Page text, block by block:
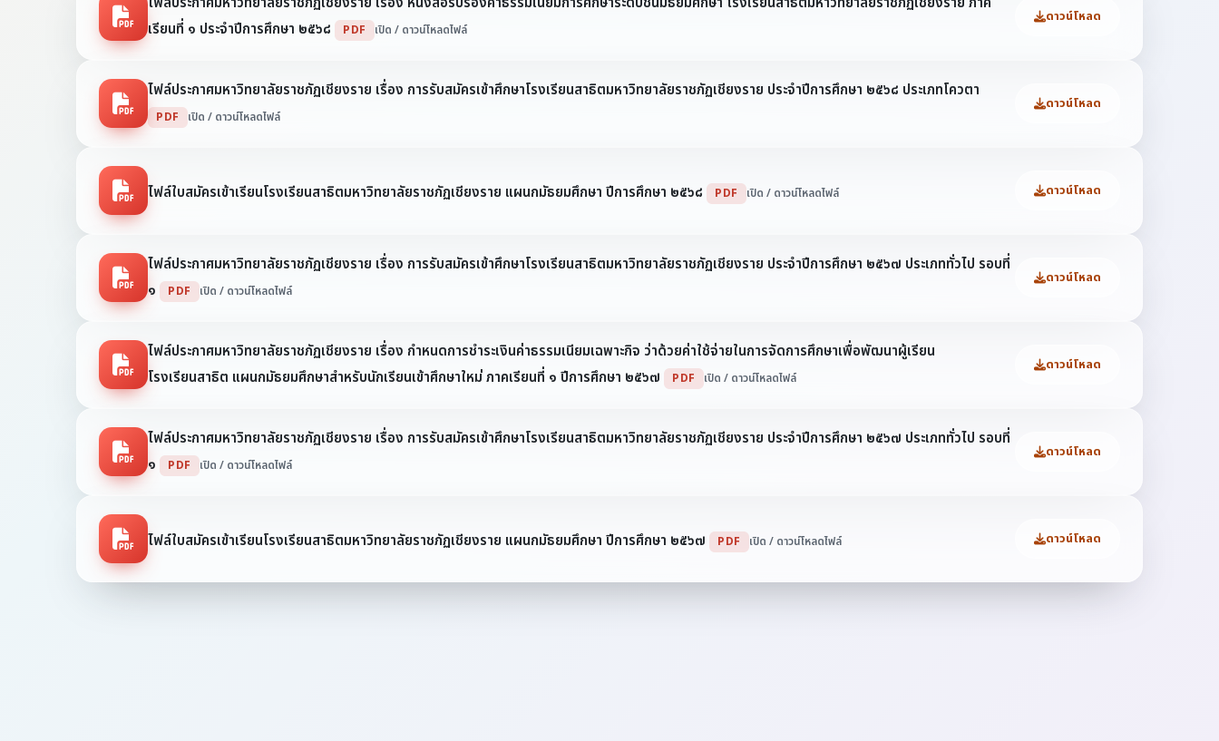
เรียนที่ ๑ ประจำปีการศึกษา ๒๕๖๘
PDF เปิด / ดาวน์โหลดไฟล์
ดาวน์โหลด
ไฟล์ประกาศมหาวิทยาลัยราชภัฏเชียงราย เรื่อง การรับสมัครเข้าศึกษาโรงเรียนสาธิตมหาวิทยาลัยราชภัฏเชียงราย ประจำปีการศึกษา ๒๕๖๘ ประเภทโควตา
PDF เปิด / ดาวน์โหลดไฟล์
ดาวน์โหลด
ไฟล์ใบสมัครเข้าเรียนโรงเรียนสาธิตมหาวิทยาลัยราชภัฏเชียงราย แผนกมัธยมศึกษา ปีการศึกษา ๒๕๖๘ PDF เปิด / ดาวน์โหลดไฟล์ ดาวน์โหลด
ไฟล์ประกาศมหาวิทยาลัยราชภัฏเชียงราย เรื่อง การรับสมัครเข้าศึกษาโรงเรียนสาธิตมหาวิทยาลัยราชภัฏเชียงราย ประจำปีการศึกษา ๒๕๖๗ ประเภททั่วไป รอบที่
๑
PDF เปิด / ดาวน์โหลดไฟล์
ดาวน์โหลด
ไฟล์ประกาศมหาวิทยาลัยราชภัฏเชียงราย เรื่อง กำหนดการชำระเงินค่าธรรมเนียมเฉพาะกิจ ว่าด้วยค่าใช้จ่ายในการจัดการศึกษาเพื่อพัฒนาผู้เรียน
โรงเรียนสาธิต แผนกมัธยมศึกษาสำหรับนักเรียนเข้าศึกษาใหม่ ภาคเรียนที่ ๑ ปีการศึกษา ๒๕๖๗
PDF เปิด / ดาวน์โหลดไฟล์
ดาวน์โหลด
ไฟล์ประกาศมหาวิทยาลัยราชภัฏเชียงราย เรื่อง การรับสมัครเข้าศึกษาโรงเรียนสาธิตมหาวิทยาลัยราชภัฏเชียงราย ประจำปีการศึกษา ๒๕๖๗ ประเภททั่วไป รอบที่
๑
PDF เปิด / ดาวน์โหลดไฟล์
ดาวน์โหลด
ไฟล์ใบสมัครเข้าเรียนโรงเรียนสาธิตมหาวิทยาลัยราชภัฏเชียงราย แผนกมัธยมศึกษา ปีการศึกษา ๒๕๖๗ PDF เปิด / ดาวน์โหลดไฟล์ ดาวน์โหลด